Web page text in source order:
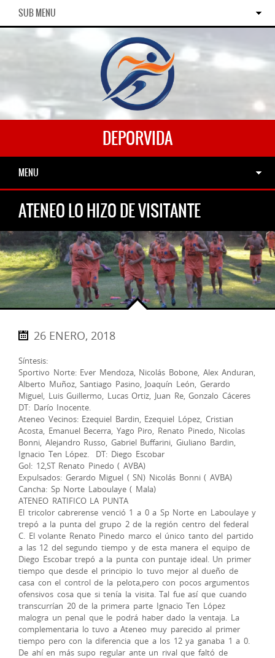
SUB MENU
DEPORVIDA
MENU
ATENEO LO HIZO DE VISITANTE
26 ENERO, 2018
Síntesis:
Sportivo Norte: Ever Mendoza, Nicolás Bobone, Alex Anduran,
Alberto Muñoz, Santiago Pasino, Joaquín León, Gerardo
Miguel, Luis Guillermo, Lucas Ortiz, Juan Re, Gonzalo Cáceres
DT: Darío Inocente.
Ateneo Vecinos: Ezequiel Bardin, Ezequiel López, Cristian
Acosta, Emanuel Becerra, Yago Piro, Renato Pinedo, Nicolas
Bonni, Alejandro Russo, Gabriel Buffarini, Giuliano Bardin,
Ignacio Ten López. DT: Diego Escobar
Gol: 12,ST Renato Pinedo ( AVBA)
Expulsados: Gerardo Miguel ( SN) Nicolás Bonni ( AVBA)
Cancha: Sp Norte Laboulaye ( Mala)
ATENEO RATIFICO LA PUNTA
El tricolor cabrerense venció 1 a 0 a Sp Norte en Laboulaye y
trepó a la punta del grupo 2 de la región centro del federal
C. El volante Renato Pinedo marco el único tanto del partido
a las 12 del segundo tiempo y de esta manera el equipo de
Diego Escobar trepó a la punta con puntaje ideal. Un primer
tiempo que desde el principio lo tuvo mejor al dueño de
casa con el control de la pelota,pero con pocos argumentos
ofensivos cosa que si tenía la visita. Tal fue así que cuando
transcurrían 20 de la primera parte Ignacio Ten López
malogra un penal que le podrá haber dado la ventaja. La
complementaria lo tuvo a Ateneo muy parecido al primer
tiempo pero con la diferencia que a los 12 ya ganaba 1 a 0.
De ahí en más supo regular ante un rival que faltó de